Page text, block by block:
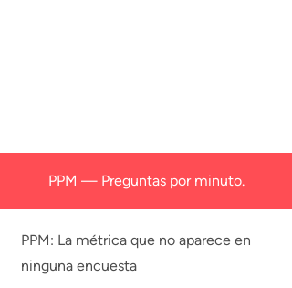
PPM — Preguntas por minuto.
PPM: La métrica que no aparece en
ninguna encuesta